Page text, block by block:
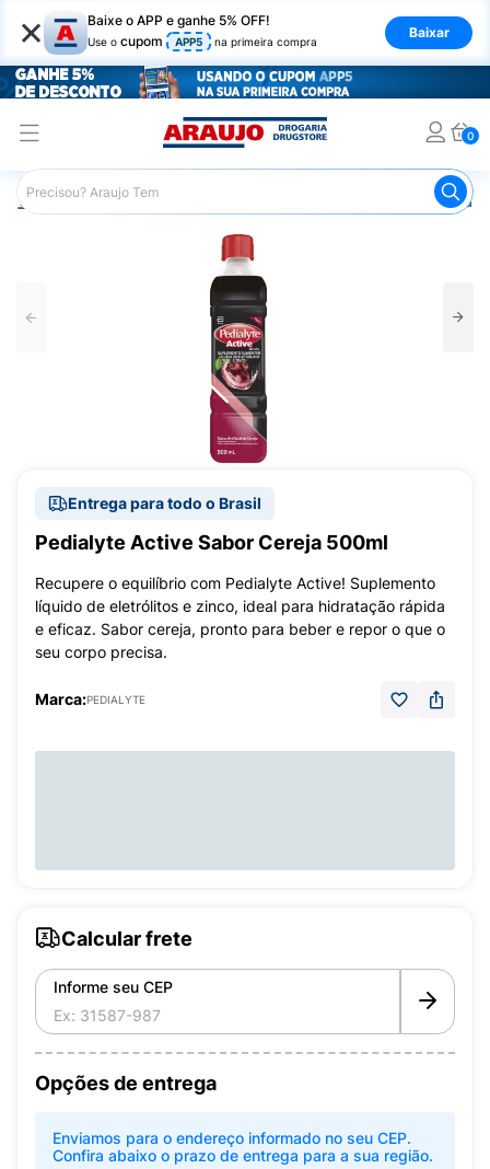
× Baixe o APP e ganhe 5% OFF!
Use o cupom APP5 na primeira compra
Baixar
0
Araujo Medicamentos Remédio para o Estômago e
Entrega para todo o Brasil
Pedialyte Active Sabor Cereja 500ml
Recupere o equilíbrio com Pedialyte Active! Suplemento
líquido de eletrólitos e zinco, ideal para hidratação rápida
e eficaz. Sabor cereja, pronto para beber e repor o que o
seu corpo precisa.
Marca:PEDIALYTE
Calcular frete
Informe seu CEP
Opções de entrega
Enviamos para o endereço informado no seu CEP.
Confira abaixo o prazo de entrega para a sua região.